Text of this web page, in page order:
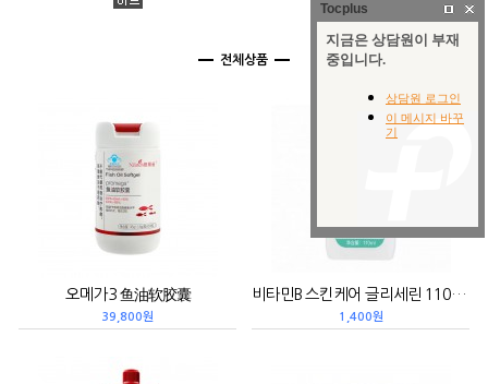
전체 상품
오메가3 鱼油软胶囊
39,800원
비타민B 스킨케어 글리세린 110ml 维生素B护肤甘油
1,400원
Tocplus